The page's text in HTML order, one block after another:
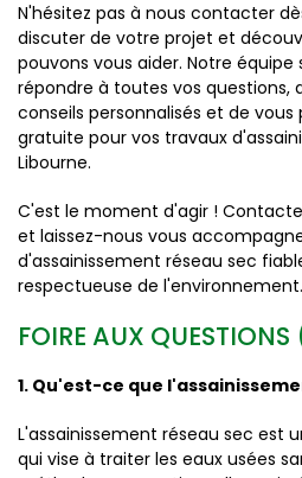
N'hésitez pas à nous contacter
discuter de votre projet et
pouvons vous aider. Notre équipe
répondre à toutes vos questions,
conseils personnalisés et de
gratuite pour vos travaux
Libourne.
C'est le moment d'agir !
et laissez-nous vous
d'assainissement réseau sec
respectueuse de l'environnement.
FOIRE AUX
1. Qu'est-ce que
L'assainissement réseau sec est
qui vise à traiter les eaux usées